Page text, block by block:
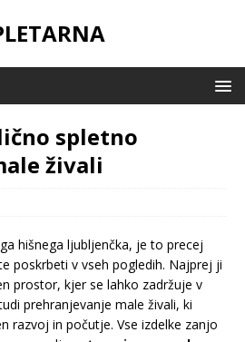
spletno
živali
hišnega ljubljenčka, je to precej
poskrbeti v vseh pogledih. Najprej ji
prostor, kjer se lahko zadržuje v
prehranjevanje male živali, ki
razvoj in počutje. Vse izdelke zanjo